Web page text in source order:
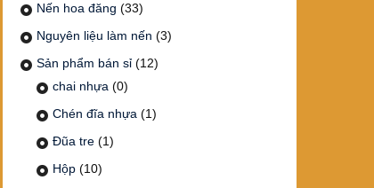
Nến hoa đăng (33)
Nguyên liệu làm nến (3)
Sản phẩm bán sỉ (12)
chai nhựa (0)
Chén đĩa nhựa (1)
Đũa tre (1)
Hộp (10)